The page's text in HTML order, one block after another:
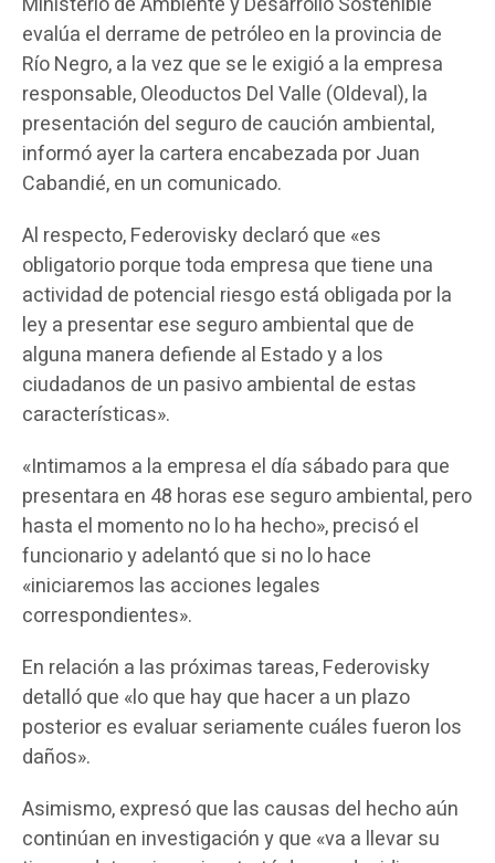
evalúa el derrame de petróleo en la provincia de
Río Negro, a la vez que se le exigió a la empresa
responsable, Oleoductos Del Valle (Oldeval), la
presentación del seguro de caución ambiental,
informó ayer la cartera encabezada por Juan
Cabandié, en un comunicado.
Al respecto, Federovisky declaró que «es
obligatorio porque toda empresa que tiene una
actividad de potencial riesgo está obligada por la
ley a presentar ese seguro ambiental que de
alguna manera defiende al Estado y a los
ciudadanos de un pasivo ambiental de estas
características».
«Intimamos a la empresa el día sábado para que
presentara en 48 horas ese seguro ambiental, pero
hasta el momento no lo ha hecho», precisó el
funcionario y adelantó que si no lo hace
«iniciaremos las acciones legales
correspondientes».
En relación a las próximas tareas, Federovisky
detalló que «lo que hay que hacer a un plazo
posterior es evaluar seriamente cuáles fueron los
daños».
Asimismo, expresó que las causas del hecho aún
continúan en investigación y que «va a llevar su